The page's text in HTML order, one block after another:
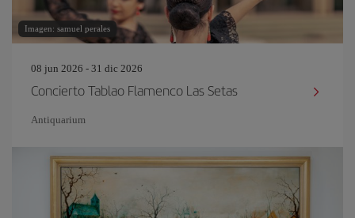
Imagen: samuel perales
08 jun 2026 - 31 dic 2026
Concierto Tablao Flamenco Las Setas
Antiquarium